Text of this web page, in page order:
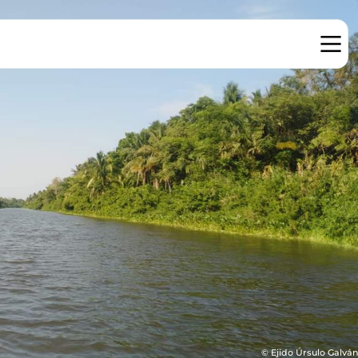
© Ejido Úrsulo Galván